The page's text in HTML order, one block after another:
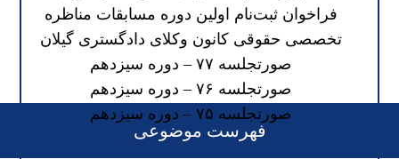
فراخوان ثبت‌نام اولین دوره مسابقات مناظره
تخصصی حقوقی کانون وکلای دادگستری گیلان
صورتجلسه ۷۷ – دوره سیزدهم
صورتجلسه ۷۶ – دوره سیزدهم
صورتجلسه ۷۵ – دوره سیزدهم
فهرست موضوعی